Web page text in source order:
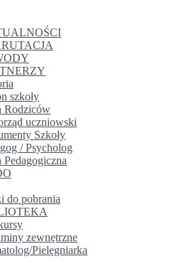
szkoły
Rodziców
uczniowski
Szkoły
/ Psycholog
Pedagogiczna
do pobrania
zewnętrzne
Pielęgniarka